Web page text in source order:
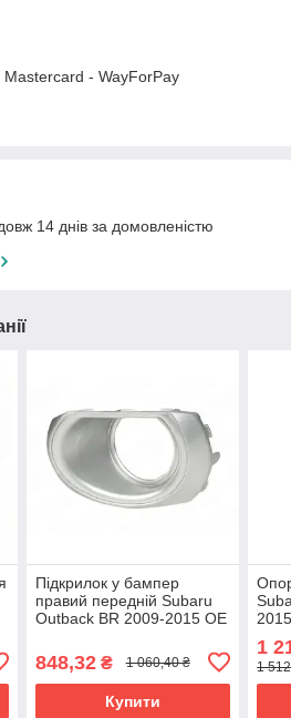
- WayForPay
14 днів за домовленістю
Підкрилок у бампер
правий передній Subaru
Outback BR 2009-2015 OE
848,32₴ 1 060,40 ₴
Купити
1
1